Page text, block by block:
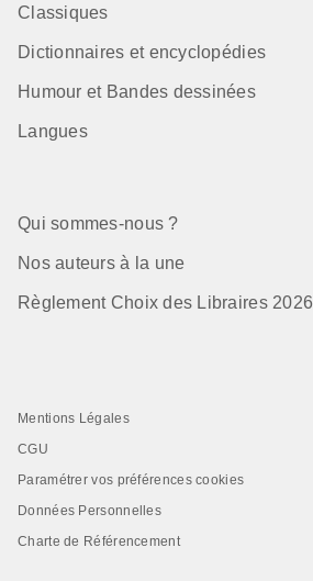
Classiques
Dictionnaires et encyclopédies
Humour et Bandes dessinées
Langues
Qui sommes-nous ?
Nos auteurs à la une
Règlement Choix des Libraires 2026
Mentions Légales
CGU
Paramétrer vos préférences cookies
Données Personnelles
Charte de Référencement